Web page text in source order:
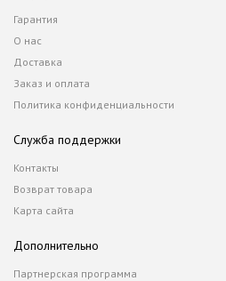
Гарантия
О нас
Доставка
Заказ и оплата
Политика конфиденциальности
Служба поддержки
Контакты
Возврат товара
Карта сайта
Дополнительно
Партнерская программа